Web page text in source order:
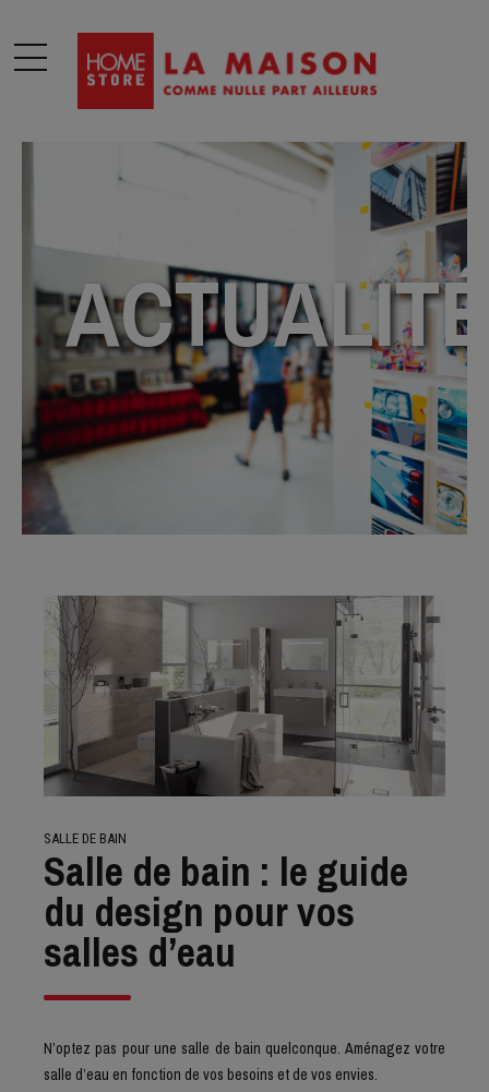
SALLE DE BAIN
Salle de bain : le guide
du design pour vos
salles d’eau
N’optez pas pour une salle de bain quelconque. Aménagez votre
salle d’eau en fonction de vos besoins et de vos envies.